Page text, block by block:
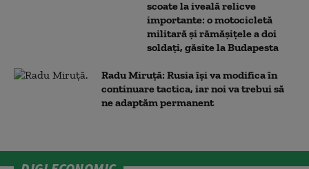
scoate la iveală relicve
importante: o motocicletă
militară și rămășițele a doi
soldați, găsite la Budapesta
Radu Miruță: Rusia își va modifica în
continuare tactica, iar noi va trebui să
ne adaptăm permanent